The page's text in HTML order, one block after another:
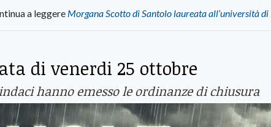
a leggere Morgana Scotto di Santolo laureata all’università di
di venerdi 25 ottobre
hanno emesso le ordinanze di chiusura